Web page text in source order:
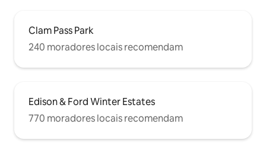
Clam Pass Park
240 moradores locais recomendam
Edison & Ford Winter Estates
770 moradores locais recomendam